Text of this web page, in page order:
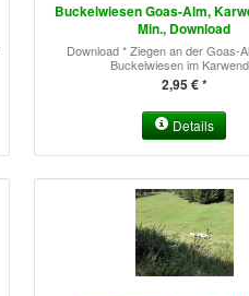
Buckelwiesen Goas-Alm,
Min., Download
Download * Ziegen an der Goas-
Buckelwiesen im
2,95 € *
Details